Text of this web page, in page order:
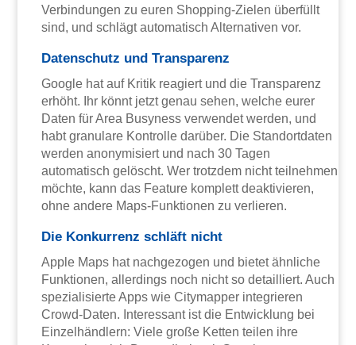
Verbindungen zu euren Shopping-Zielen überfüllt
sind, und schlägt automatisch Alternativen vor.
Datenschutz und Transparenz
Google hat auf Kritik reagiert und die Transparenz
erhöht. Ihr könnt jetzt genau sehen, welche eurer
Daten für Area Busyness verwendet werden, und
habt granulare Kontrolle darüber. Die Standortdaten
werden anonymisiert und nach 30 Tagen
automatisch gelöscht. Wer trotzdem nicht teilnehmen
möchte, kann das Feature komplett deaktivieren,
ohne andere Maps-Funktionen zu verlieren.
Die Konkurrenz schläft nicht
Apple Maps hat nachgezogen und bietet ähnliche
Funktionen, allerdings noch nicht so detailliert. Auch
spezialisierte Apps wie Citymapper integrieren
Crowd-Daten. Interessant ist die Entwicklung bei
Einzelhändlern: Viele große Ketten teilen ihre